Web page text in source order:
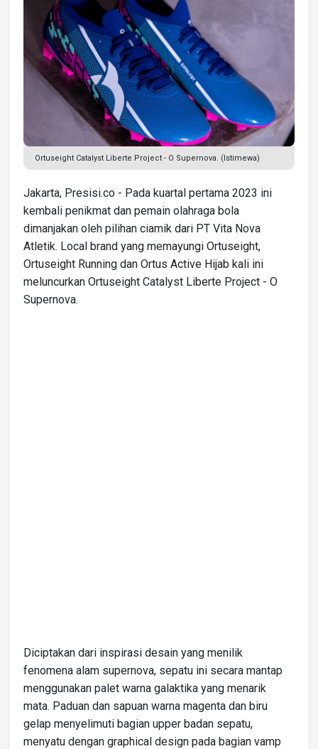
Ortuseight Catalyst Liberte Project - O Supernova. (Istimewa)
Jakarta, Presisi.co - Pada kuartal pertama 2023 ini
kembali penikmat dan pemain olahraga bola
dimanjakan oleh pilihan ciamik dari PT Vita Nova
Atletik. Local brand yang memayungi Ortuseight,
Ortuseight Running dan Ortus Active Hijab kali ini
meluncurkan Ortuseight Catalyst Liberte Project - O
Supernova.
Diciptakan dari inspirasi desain yang menilik
fenomena alam supernova, sepatu ini secara mantap
menggunakan palet warna galaktika yang menarik
mata. Paduan dan sapuan warna magenta dan biru
gelap menyelimuti bagian upper badan sepatu,
menyatu dengan graphical design pada bagian vamp